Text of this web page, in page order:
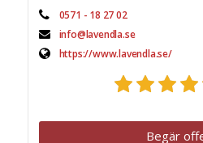
0571 - 18 27 02
info@lavendla.se
https://www.lavendla.se/
Begär